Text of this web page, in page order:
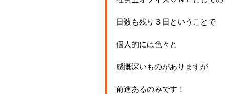
日数も残り３日ということで
個人的には色々と
感慨深いものがありますが
前進あるのみです！